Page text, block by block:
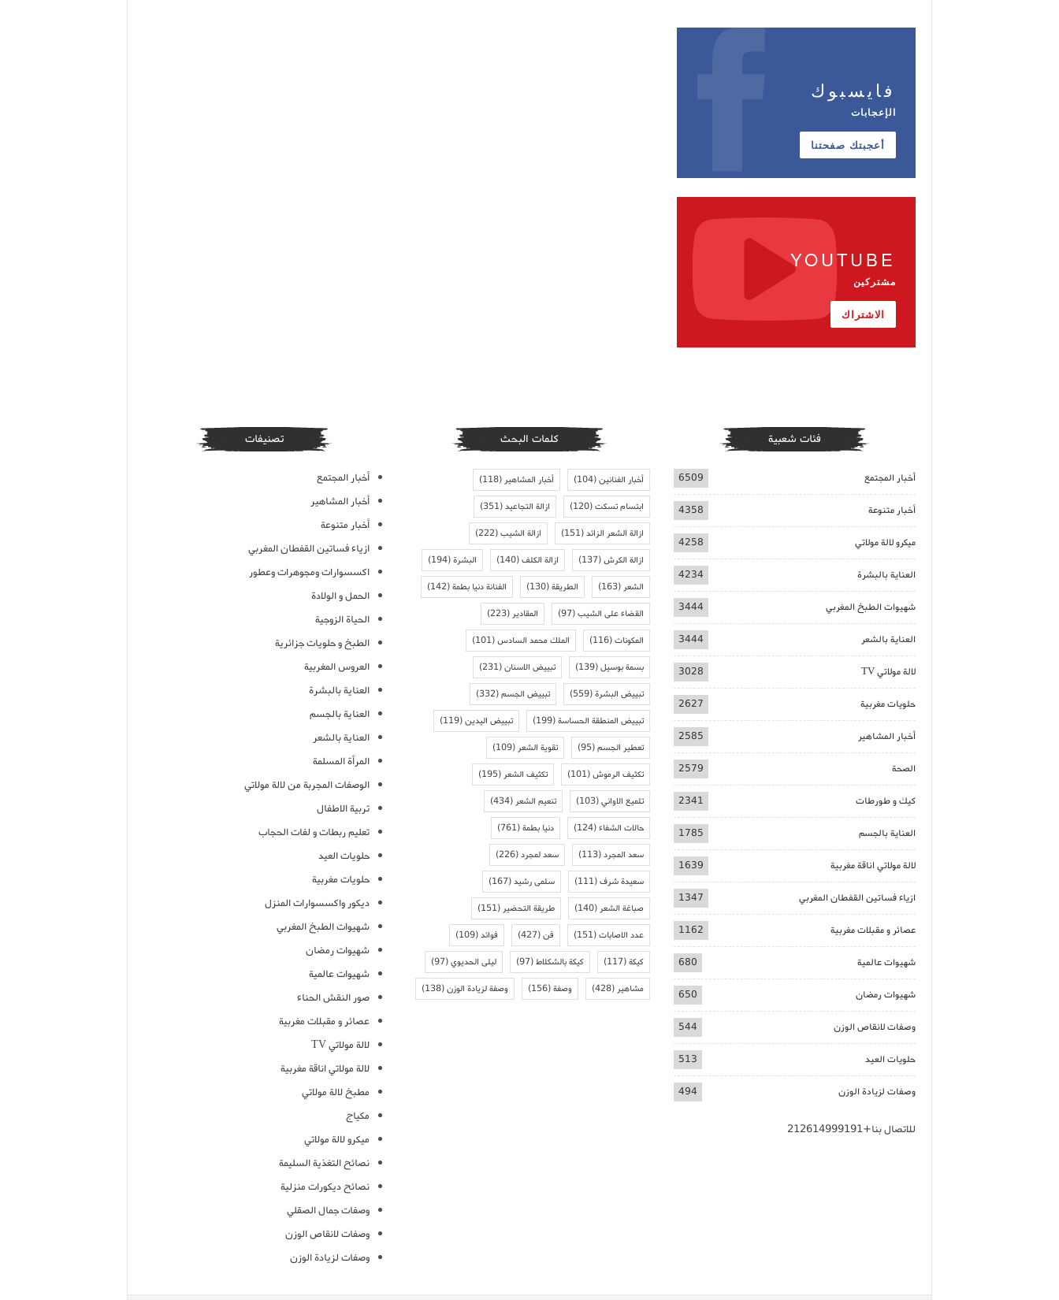
فايسبوك
الإعجابات
أعجبتك صفحتنا
YOUTUBE
مشتركين
الاشتراك
فئات شعبية
أخبار المجتمع 6509
أخبار متنوعة 4358
ميكرو لالة مولاتي 4258
العناية بالبشرة 4234
شهيوات الطبخ المغربي 3444
العناية بالشعر 3444
لالة مولاتي TV 3028
حلويات مغربية 2627
أخبار المشاهير 2585
الصحة 2579
كيك و طورطات 2341
العناية بالجسم 1785
لالة مولاتي اناقة مغربية 1639
ازياء فساتين القفطان المغربي 1347
عصائر و مقبلات مغربية 1162
شهيوات عالمية 680
شهيوات رمضان 650
وصفات لانقاص الوزن 544
حلويات العيد 513
وصفات لزيادة الوزن 494
للاتصال بنا+212614999191
كلمات البحث
أخبار الفنانين(104) أخبار المشاهير(118)
ابتسام تسكت(120) ازالة التجاعيد(351)
ازالة الشعر الزائد(151) ازالة الشيب(222)
ازالة الكرش(137) ازالة الكلف(140) البشرة(194)
الشعر(163) الطريقة(130) الفنانة دنيا بطمة(142)
القضاء على الشيب(97) المقادير(223)
المكونات(116) الملك محمد السادس(101)
بسمة بوسيل(139) تبييض الاسنان(231)
تبييض البشرة(559) تبييض الجسم(332)
تبييض المنطقة الحساسة(199) تبييض اليدين(119)
تعطير الجسم(95) تقوية الشعر(109)
تكثيف الرموش(101) تكثيف الشعر(195)
تلميع الاواني(103) تنعيم الشعر(434)
حالات الشفاء(124) دنيا بطمة(761)
سعد المجرد(113) سعد لمجرد(226)
سعيدة شرف(111) سلمى رشيد(167)
صباغة الشعر(140) طريقة التحضير(151)
عدد الاصابات(151) فن(427) فوائد(109)
كيكة(117) كيكة بالشكلاط(97) ليلى الحديوي(97)
مشاهير(428) وصفة(156) وصفة لزيادة الوزن(138)
تصنيفات
أخبار المجتمع
أخبار المشاهير
أخبار متنوعة
ازياء فساتين القفطان المغربي
اكسسوارات ومجوهرات وعطور
الحمل و الولادة
الحياة الزوجية
الطبخ و حلويات جزائرية
العروس المغربية
العناية بالبشرة
العناية بالجسم
العناية بالشعر
المرأة المسلمة
الوصفات المجربة من لالة مولاتي
تربية الاطفال
تعليم ربطات و لفات الحجاب
حلويات العيد
حلويات مغربية
ديكور واكسسوارات المنزل
شهيوات الطبخ المغربي
شهيوات رمضان
شهيوات عالمية
صور النقش الحناء
عصائر و مقبلات مغربية
لالة مولاتي TV
لالة مولاتي اناقة مغربية
مطبخ لالة مولاتي
مكياج
ميكرو لالة مولاتي
نصائح التغذية السليمة
نصائح ديكورات منزلية
وصفات جمال الصقلي
وصفات لانقاص الوزن
وصفات لزيادة الوزن